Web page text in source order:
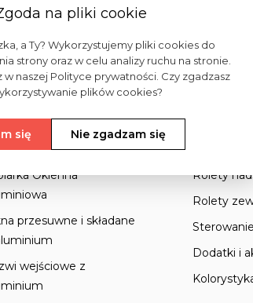
16:00)
Aluminiowa
Okienna
przesuwne i składane
wejściowe z
Rolety
Rolety
Sterowanie
Dodatki i
na pliki cookie
a Ty? Wykorzystujemy pliki cookies do
strony oraz w celu analizy ruchu na stronie.
w naszej Polityce prywatności. Czy zgadzasz
plików cookies?
się Nie zgadzam się